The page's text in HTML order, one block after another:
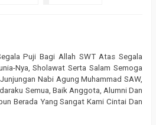
Puji Bagi Allah SWT Atas Segala
Nya, Sholawat Serta Salam Semoga
Nabi Agung Muhammad SAW,
Semua, Baik Anggota, Alumni Dan
Berada Yang Sangat Kami Cintai Dan